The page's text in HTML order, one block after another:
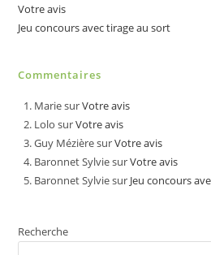
Votre avis
Jeu concours avec tirage au sort
Commentaires
MariesurVotre avis
Lolo surVotre avis
Guy MézièresurVotre avis
Baronnet SylviesurVotre avis
Baronnet Sylviesur Jeu concours
Recherche